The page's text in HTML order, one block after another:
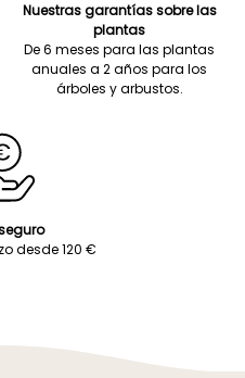
Nuestras garantías sobre las
plantas
De 6 meses para las plantas
anuales a 2 años para los
árboles y arbustos.
desde 120 €